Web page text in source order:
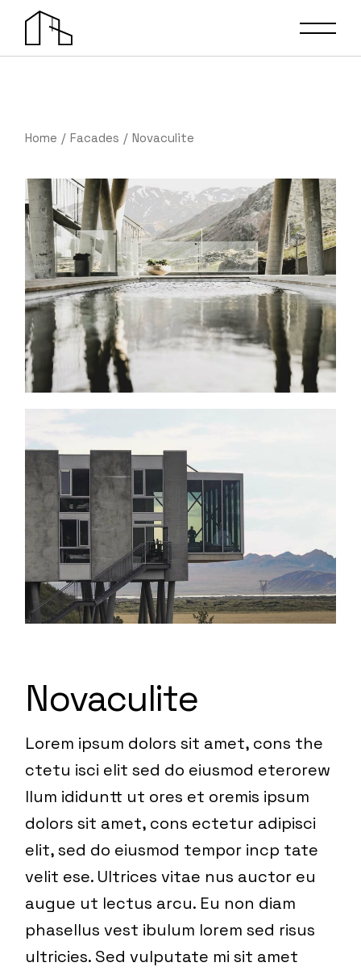
Home Facades Novaculite
Novaculite
Lorem ipsum dolors sit amet, cons the
ctetu isci elit sed do eiusmod eterorew
llum ididuntt ut ores et oremis ipsum
dolors sit amet, cons ectetur adipisci
elit, sed do eiusmod tempor incp tate
velit ese. Ultrices vitae nus auctor eu
augue ut lectus arcu. Eu non diam
phasellus vest ibulum lorem sed risus
ultricies. Sed vulputate mi sit amet